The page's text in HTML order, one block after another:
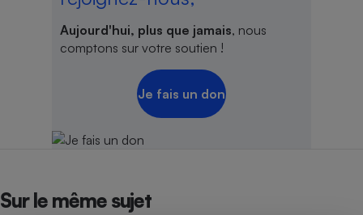
Aujourd'hui, plus que jamais, nous
comptons sur votre soutien !
Je fais un don
Sur le même sujet